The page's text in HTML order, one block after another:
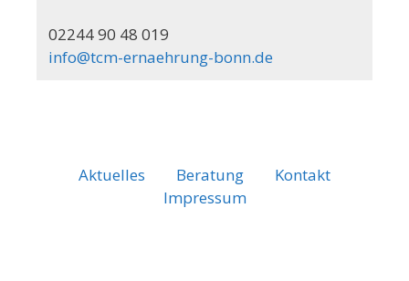
02244 90 48 019
info@tcm-ernaehrung-bonn.de
Aktuelles Beratung
Kontakt
Impressum